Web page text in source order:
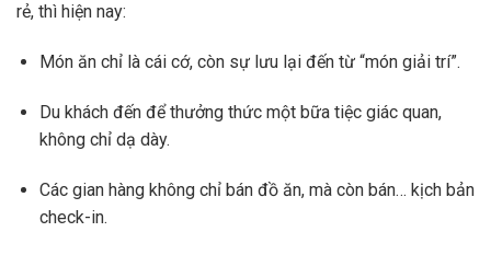
rẻ, thì hiện nay:
Món ăn chỉ là cái cớ, còn sự lưu lại đến từ “món giải trí”.
Du khách đến để thưởng thức một bữa tiệc giác quan,
không chỉ dạ dày.
Các gian hàng không chỉ bán đồ ăn, mà còn bán… kịch bản
check-in.